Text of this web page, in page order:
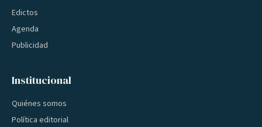
Edictos
Agenda
Publicidad
Institucional
Quiénes somos
Política editorial